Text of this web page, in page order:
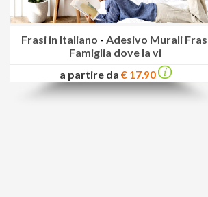
Frasi in Italiano - Adesivo Murali
Famiglia dove la vi
a partire da € 17.90